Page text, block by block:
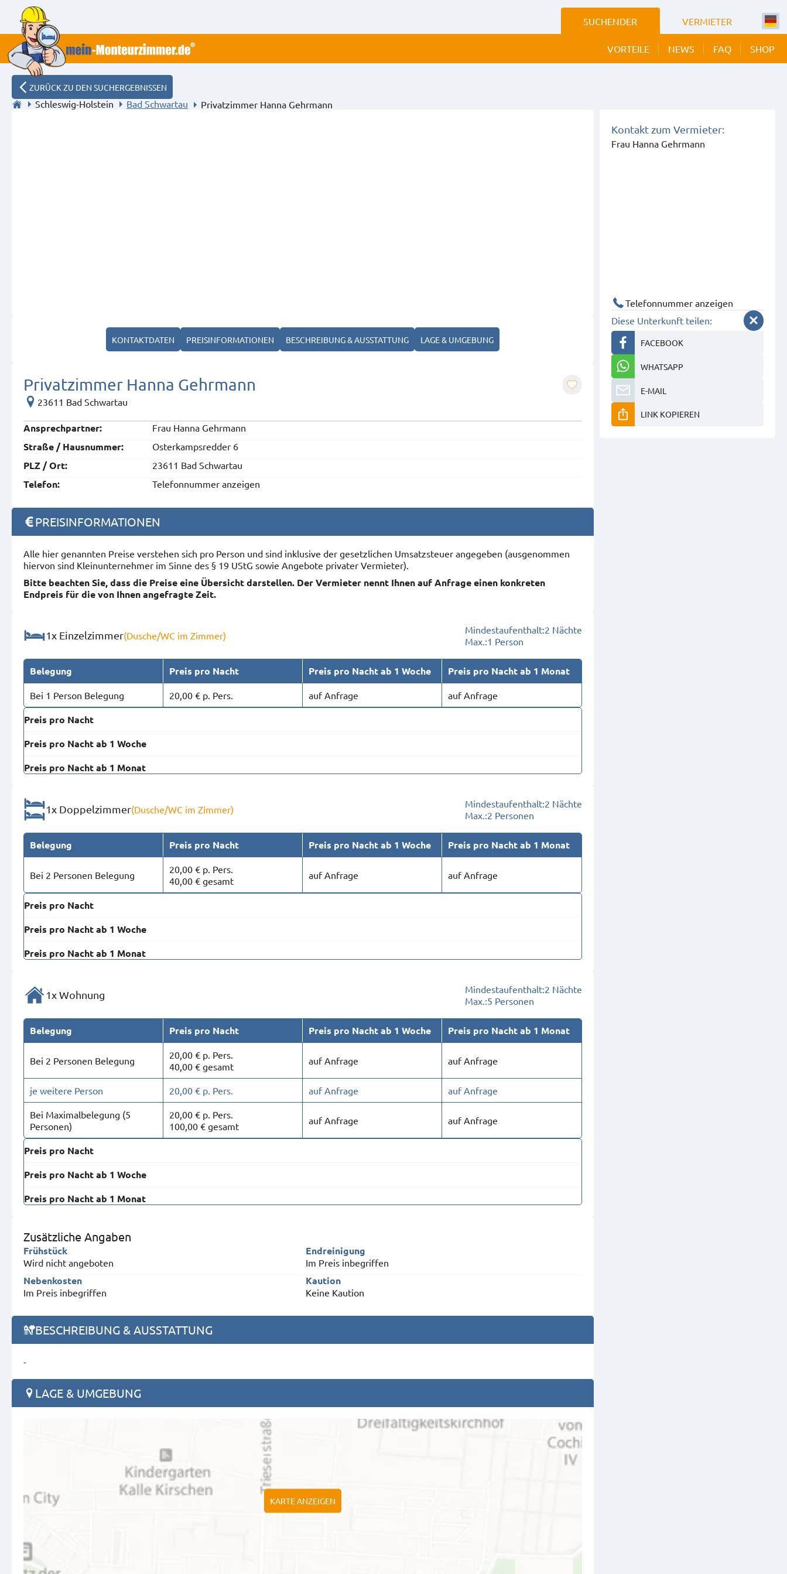
SUCHENDER VERMIETER
VORTEILE NEWS FAQ SHOP
ZURÜCK ZU DEN SUCHERGEBNISSEN
Schleswig-Holstein Bad Schwartau Privatzimmer Hanna Gehrmann
KONTAKTDATEN PREISINFORMATIONEN BESCHREIBUNG & AUSSTATTUNG LAGE & UMGEBUNG
Privatzimmer Hanna Gehrmann
23611 Bad Schwartau
Ansprech­partner: Frau Hanna Gehrmann
Straße / Hausnummer: Osterkampsredder 6
PLZ / Ort: 23611 Bad Schwartau
Telefon: Telefonnummer anzeigen
PREISINFORMATIONEN
Alle hier genannten Preise verstehen sich pro Person und sind inklusive der gesetzlichen Umsatzsteuer angegeben (ausgenommen
hiervon sind Kleinunternehmer im Sinne des § 19 UStG sowie Angebote privater Vermieter).
Bitte beachten Sie, dass die Preise eine Übersicht darstellen. Der Vermieter nennt Ihnen auf Anfrage einen konkreten
Endpreis für die von Ihnen angefragte Zeit.
1x Einzelzimmer(Dusche/WC im Zimmer) Mindestaufenthalt:2 Nächte
Max.:1 Person
Belegung Preis pro Nacht Preis pro Nacht ab 1 Woche Preis pro Nacht ab 1 Monat
Bei 1 Person Belegung 20,00 € p. Pers. auf Anfrage auf Anfrage
Preis pro Nacht
Preis pro Nacht ab 1 Woche
Preis pro Nacht ab 1 Monat
1x Doppelzimmer(Dusche/WC im Zimmer) Mindestaufenthalt:2 Nächte
Max.:2 Personen
Belegung Preis pro Nacht Preis pro Nacht ab 1 Woche Preis pro Nacht ab 1 Monat
Bei 2 Personen Belegung
20,00 € p. Pers.
40,00 € gesamt
auf Anfrage auf Anfrage
Preis pro Nacht
Preis pro Nacht ab 1 Woche
Preis pro Nacht ab 1 Monat
1x Wohnung Mindestaufenthalt:2 Nächte
Max.:5 Personen
Belegung Preis pro Nacht Preis pro Nacht ab 1 Woche Preis pro Nacht ab 1 Monat
Bei 2 Personen Belegung
20,00 € p. Pers.
40,00 € gesamt
auf Anfrage auf Anfrage
je weitere Person 20,00 € p. Pers. auf Anfrage auf Anfrage
Bei Maximal­belegung (5
Personen)
20,00 € p. Pers.
100,00 € gesamt
auf Anfrage auf Anfrage
Preis pro Nacht
Preis pro Nacht ab 1 Woche
Preis pro Nacht ab 1 Monat
Zusätzliche Angaben
Frühstück
Wird nicht angeboten
Endreinigung
Im Preis inbegriffen
Nebenkosten
Im Preis inbegriffen
Kaution
Keine Kaution
BESCHREIBUNG & AUSSTATTUNG
-
LAGE & UMGEBUNG
KARTE ANZEIGEN
Kontakt zum Vermieter:
Frau Hanna Gehrmann
Telefonnummer anzeigen
Diese Unterkunft teilen:
FACEBOOK
WHATSAPP
E-MAIL
LINK KOPIEREN